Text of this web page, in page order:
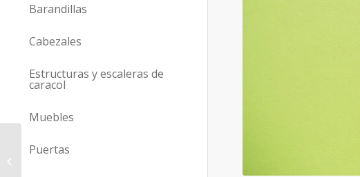
Barandillas
Cabezales
Estructuras y escaleras de
caracol
Muebles
Puertas